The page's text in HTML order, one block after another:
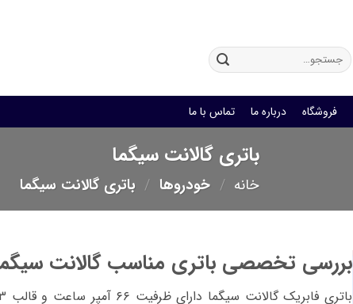
جستجو
برای:
فروشگاه درباره ما تماس با ما
باتری گالانت سیگما
خانه / خودروها / باتری گالانت سیگما
بررسی تخصصی باتری مناسب گالانت